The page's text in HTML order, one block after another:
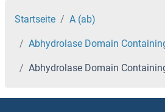
ABHD14B Antikörper
ABHD14A Antikörper
Startseite A (ab)
Abhydrolase Domain
Abhydrolase Domain